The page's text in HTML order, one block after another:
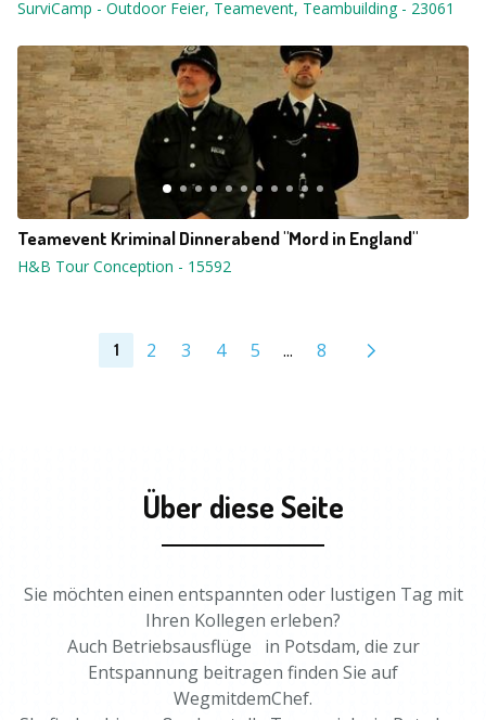
SurviCamp - Outdoor Feier, Teamevent, Teambuilding- 23061
Teamevent Kriminal Dinnerabend "Mord in England"
H&B Tour Conception - 15592
1 2 3 4 5 ... 8
Über diese Seite
Sie möchten einen entspannten oder lustigen Tag mit
Ihren Kollegen erleben?
Auch Betriebsausflüge in Potsdam, die zur
Entspannung beitragen finden Sie auf
WegmitdemChef.